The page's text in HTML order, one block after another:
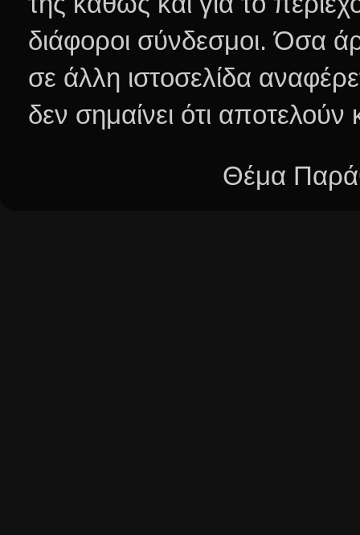
διάφοροι σύνδεσμοι.Όσα
σε άλλη ιστοσελίδα
δεν σημαίνει ότι
Θέμα